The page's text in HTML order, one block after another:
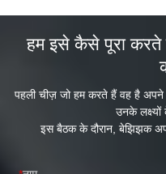
हम इसे कैसे पूरा करते
पहली चीज़ जो हम करते हैं वह है अपने
उनके लक्ष्यों
इस बैठक के दौरान, बेझिझक